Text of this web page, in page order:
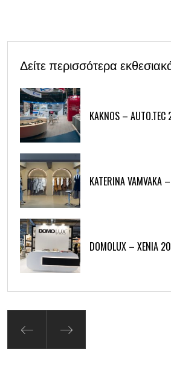
Δείτε περισσότερα
KAKNOS –
KATERINA VAMVAKA
DOMOLUX – XENIA